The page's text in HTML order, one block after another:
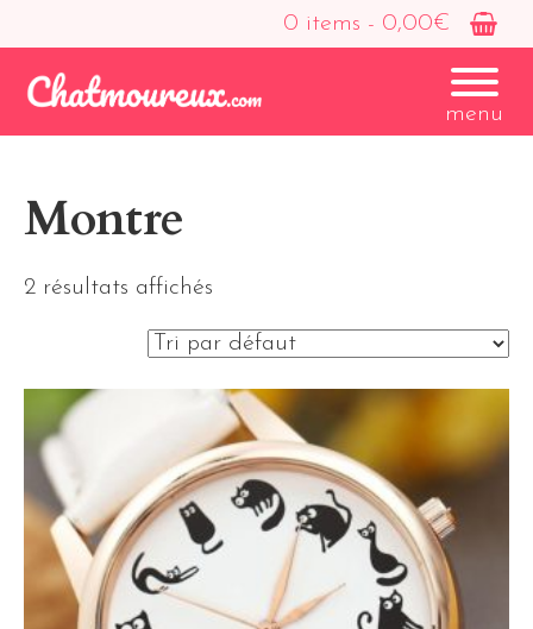
0 items - 0,00€
menu
Montre
2 résultats affichés